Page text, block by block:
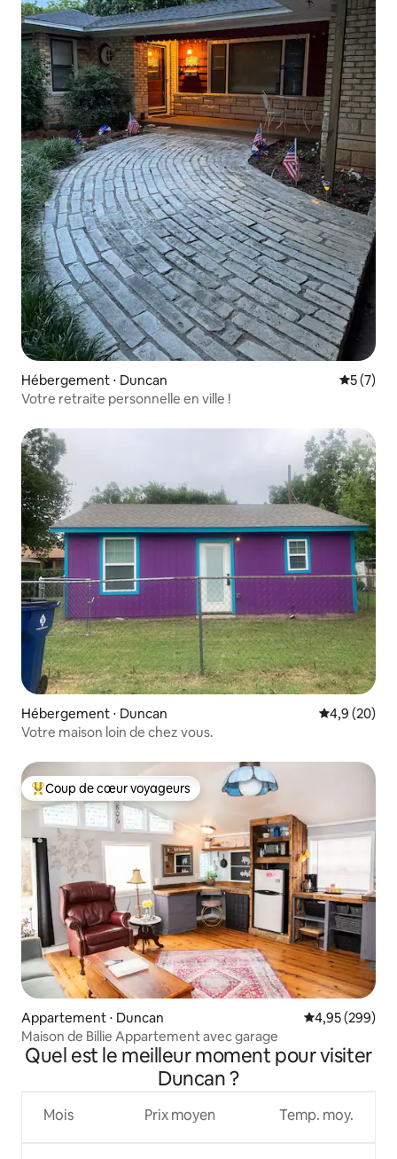
Hébergement ⋅ Duncan
5 (7)
Votre retraite personnelle en ville !
Hébergement ⋅ Duncan Évaluation
4,9 (20)
Votre maison loin de chez vous.
Coups de cœur voyageurs les plus appréciés
Coup de cœur voyageurs
Appartement ⋅ Duncan Évaluation
4,95 (299)
Maison de Billie Appartement avec garage
Quel est le meilleur moment pour visiter
Duncan ?
Mois Prix moyen Temp. moy.